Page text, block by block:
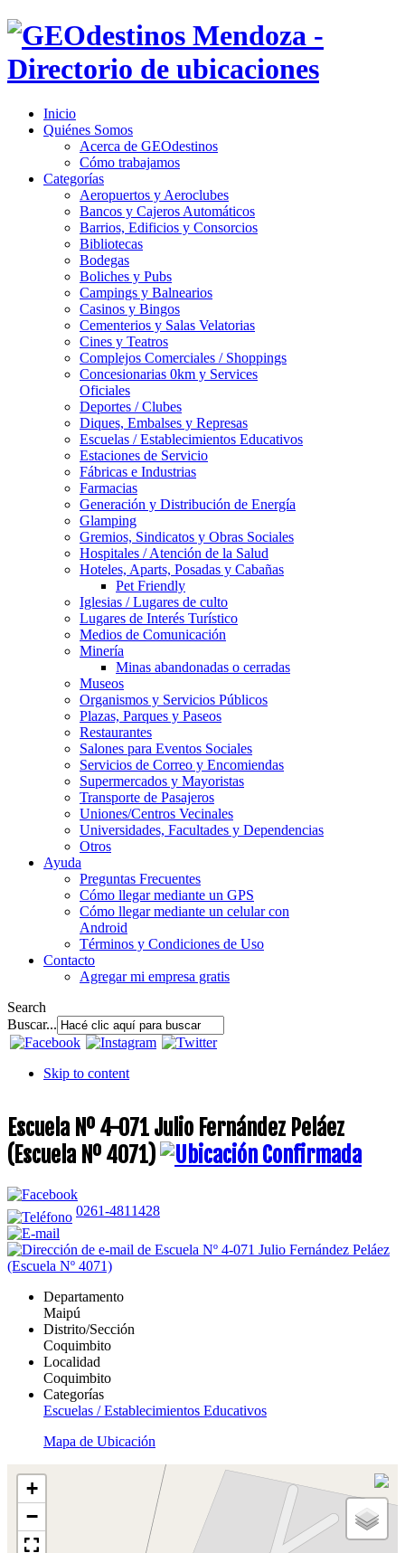
Inicio
Quiénes Somos
Acerca de GEOdestinos
Cómo trabajamos
Categorías
Aeropuertos y Aeroclubes
Bancos y Cajeros Automáticos
Barrios, Edificios y Consorcios
Bibliotecas
Bodegas
Boliches y Pubs
Campings y Balnearios
Casinos y Bingos
Cementerios y Salas Velatorias
Cines y Teatros
Complejos Comerciales / Shoppings
Concesionarias 0km y Services
Oficiales
Deportes / Clubes
Diques, Embalses y Represas
Escuelas / Establecimientos Educativos
Estaciones de Servicio
Fábricas e Industrias
Farmacias
Generación y Distribución de Energía
Glamping
Gremios, Sindicatos y Obras Sociales
Hospitales / Atención de la Salud
Hoteles, Aparts, Posadas y Cabañas
Pet Friendly
Iglesias / Lugares de culto
Lugares de Interés Turístico
Medios de Comunicación
Minería
Minas abandonadas o cerradas
Museos
Organismos y Servicios Públicos
Plazas, Parques y Paseos
Restaurantes
Salones para Eventos Sociales
Servicios de Correo y Encomiendas
Supermercados y Mayoristas
Transporte de Pasajeros
Uniones/Centros Vecinales
Universidades, Facultades y Dependencias
Otros
Ayuda
Preguntas Frecuentes
Cómo llegar mediante un GPS
Cómo llegar mediante un celular con
Android
Términos y Condiciones de Uso
Contacto
Agregar mi empresa gratis
Search
Buscar...
Skip to content
Escuela Nº 4-071 Julio Fernández Peláez
(Escuela Nº 4071)
0261-4811428
Departamento
Maipú
Distrito/Sección
Coquimbito
Localidad
Coquimbito
Categorías
Escuelas / Establecimientos Educativos
Mapa de Ubicación
+
−